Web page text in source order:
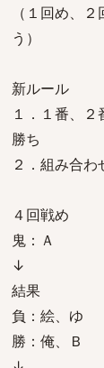
（１回め、
う）
新ルール
１．１番、
勝ち
２．組み合わ
４回戦め
鬼：Ａ
↓
結果
負：絵、ゆ
勝：俺、Ｂ